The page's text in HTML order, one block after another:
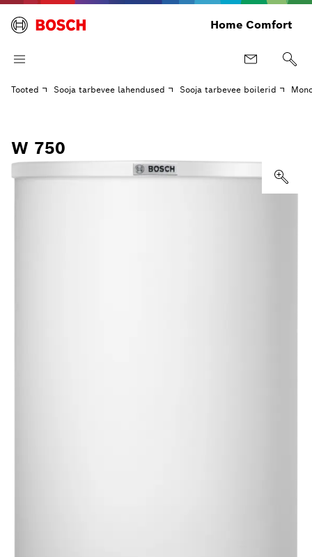
Home Comfort
Tooted Sooja tarbevee lahendused Sooja tarbevee boilerid
W 750